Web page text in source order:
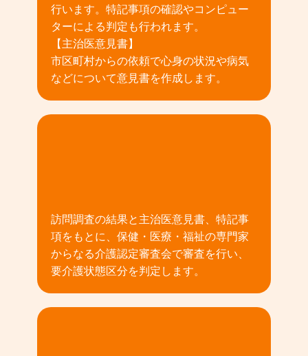
行います。特記事項の確認やコンピュー
ターによる判定も行われます。
【主治医意見書】
市区町村からの依頼で心身の状況や病気
などについて意見書を作成します。
訪問調査の結果と主治医意見書、特記事
項をもとに、保健・医療・福祉の専門家
からなる介護認定審査会で審査を行い、
要介護状態区分を判定します。